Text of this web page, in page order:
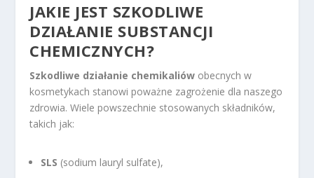
JAKIE JEST SZKODLIWE
DZIAŁANIE SUBSTANCJI
CHEMICZNYCH?
Szkodliwe działanie chemikaliów obecnych w
kosmetykach stanowi poważne zagrożenie dla naszego
zdrowia. Wiele powszechnie stosowanych składników,
takich jak:
SLS (sodium lauryl sulfate),